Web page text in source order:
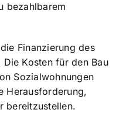
bezahlbarem
Finanzierung des
Kosten für den Bau
Sozialwohnungen
Herausforderung,
bereitzustellen.